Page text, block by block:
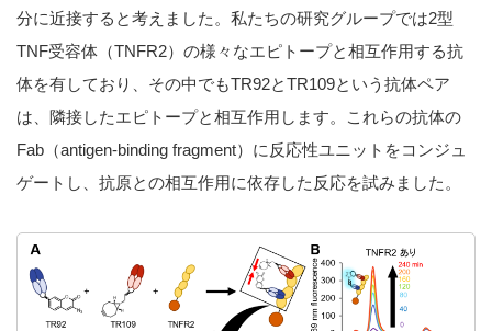
分に近接すると考えました。私たちの研究グループでは2型
TNF受容体（TNFR2）の様々なエピトープと相互作用する抗
体を有しており、その中でもTR92とTR109という抗体ペア
は、隣接したエピトープと相互作用します。これらの抗体の
Fab（antigen-binding fragment）に反応性ユニットをコンジュ
ゲートし、抗原との相互作用に依存した反応を試みました。